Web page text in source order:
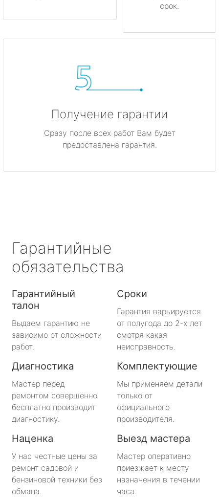
срок.
Получение гарантии
Сразу после всех работ Вам будет
предоставлена гарантия.
Гарантийные
обязательства
Гарантийный
талон
Выдаем гарантию не
зависимо от сложности
работ.
Сроки
Гарантия варьируется
от полугода до 2-х лет
смотря какая
неисправность.
Диагностика
Мастер перед
ремонтом совершенно
бесплатно производит
диагностику.
Комплектующие
Мы применяем детали
только от
официального
производителя.
Наценка
У нас честные цены за
ремонт садовой и
бензиновой техники без
обмана.
Выезд мастера
Мастер оперативно
приезжает к месту
назначения в течении
часа.